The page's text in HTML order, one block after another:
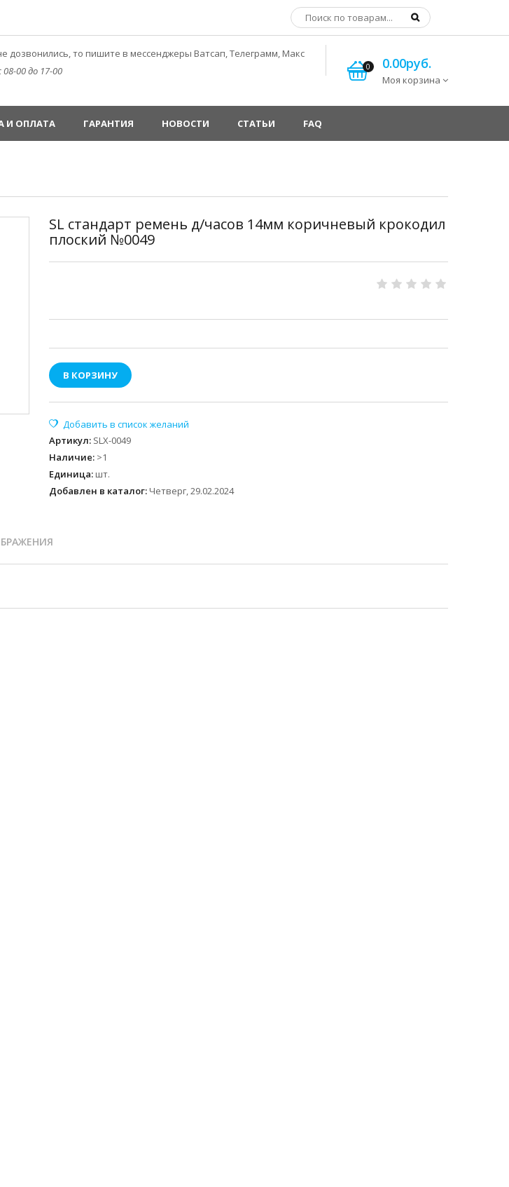
дозвонились, то пишите в мессенджеры Ватсап, Телеграмм, Макс
00 до 17-00
0 0.00руб.
Моя корзина
И ОПЛАТА ГАРАНТИЯ НОВОСТИ СТАТЬИ FAQ
SL стандарт ремень д/часов 14мм коричневый крокодил
плоский №0049
В КОРЗИНУ
Артикул: SLX-0049
Наличие: >1
Единица: шт.
Добавлен в каталог: Четверг, 29.02.2024